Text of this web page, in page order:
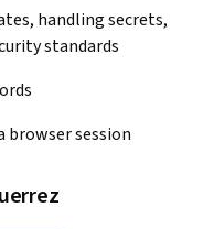
handling secrets,
standards
browser session